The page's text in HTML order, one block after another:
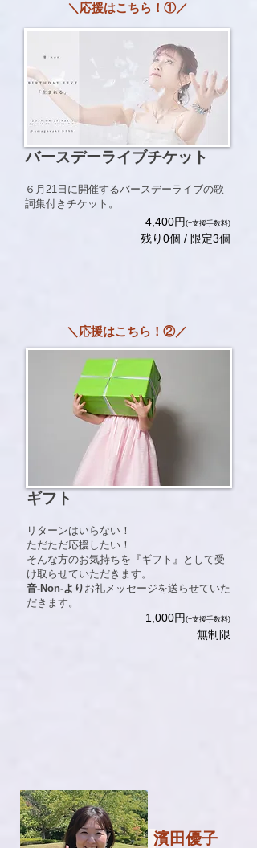
＼応援はこちら！①／
​4,400円 (+支援手数料)
残り0個 / 限定3個
​バースデーライブチケット
６月21日に開催するバースデーライブの歌
詞集付きチケット。
＼応援はこちら！②／
​1,000円 (+支援手数料)
無制限
ギフト
リターンはいらない！
ただただ応援したい！
そんな方のお気持ちを『ギフト』として受
け取らせていただきます。
音-Non-より お礼メッセージを送らせていた
だきます。
​濱田優子